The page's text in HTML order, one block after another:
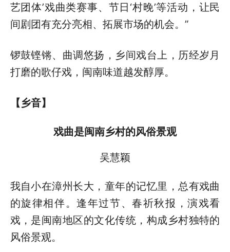
艺团体’戏曲类赛事、节日‘村晚’等活动，让民
间剧团有充分亮相、拓展市场的机会。”
锣鼓铿锵、曲调悠扬，乡间戏台上，历经岁月
打磨的歌仔戏，闽南味道越发醇厚。
【乡音】
戏曲是闽南乡村的风俗景观
吴慧颖
我自小在漳州长大，童年的记忆里，总有戏曲
的旋律相伴。逢年过节、春祈秋报，演戏看
戏，是闽南地区的文化传统，构成乡村独特的
风俗景观。